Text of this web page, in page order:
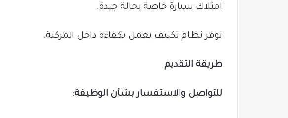
امتلاك سيارة خاصة بحالة جيدة.
توفر نظام تكييف يعمل بكفاءة داخل المركبة.
طريقة التقديم
للتواصل والاستفسار بشأن الوظيفة: